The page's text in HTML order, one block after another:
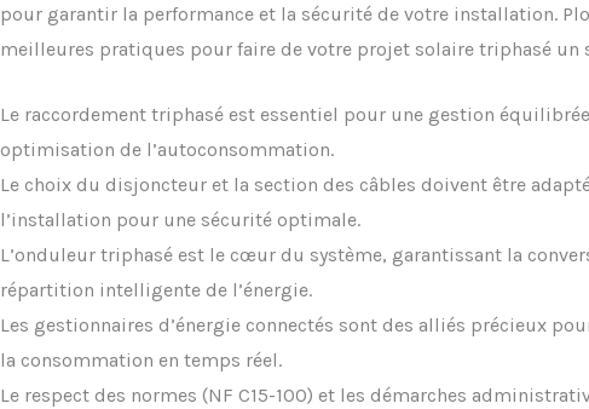
pour garantir la performance et la sécurité de votre installation.
meilleures pratiques pour faire de votre projet solaire triphasé un
Le raccordement triphasé est essentiel pour une gestion
optimisation de l’autoconsommation.
Le choix du disjoncteur et la section des câbles doivent être
l’installation pour une sécurité optimale.
L’onduleur triphasé est le cœur du système, garantissant la
répartition intelligente de l’énergie.
Les gestionnaires d’énergie connectés sont des alliés précieux
la consommation en temps réel.
Le respect des normes (NF C15-100) et les démarches